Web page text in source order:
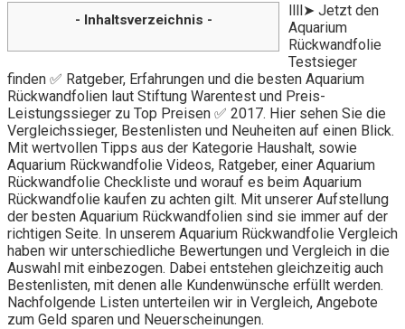
- Inhaltsverzeichnis -
llll➤ Jetzt den
Aquarium
Rückwandfolie
Testsieger
finden ✅ Ratgeber, Erfahrungen und die besten Aquarium
Rückwandfolien laut Stiftung Warentest und Preis-
Leistungssieger zu Top Preisen ✅ 2017. Hier sehen Sie die
Vergleichssieger, Bestenlisten und Neuheiten auf einen Blick.
Mit wertvollen Tipps aus der Kategorie Haushalt, sowie
Aquarium Rückwandfolie Videos, Ratgeber, einer Aquarium
Rückwandfolie Checkliste und worauf es beim Aquarium
Rückwandfolie kaufen zu achten gilt. Mit unserer Aufstellung
der besten Aquarium Rückwandfolien sind sie immer auf der
richtigen Seite. In unserem Aquarium Rückwandfolie Vergleich
haben wir unterschiedliche Bewertungen und Vergleich in die
Auswahl mit einbezogen. Dabei entstehen gleichzeitig auch
Bestenlisten, mit denen alle Kundenwünsche erfüllt werden.
Nachfolgende Listen unterteilen wir in Vergleich, Angebote
zum Geld sparen und Neuerscheinungen.